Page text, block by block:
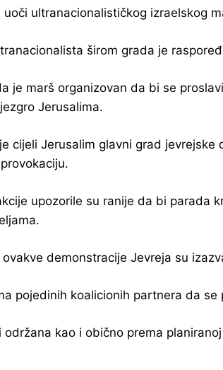
uoči ultranacionalističkog izraelskog
širom grada je
je marš organizovan da bi se
Jerusalima.
cijeli Jerusalim glavni grad
upozorile su ranije da bi parada
demonstracije Jevreja su
pojedinih koalicionih partnera da
održana kao i obično prema